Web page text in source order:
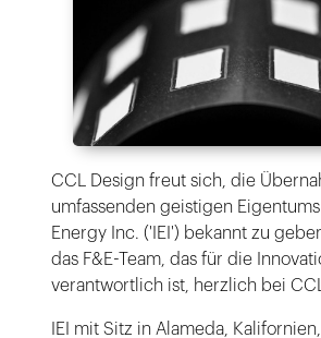
CCL Design freut sich, die
umfassenden geistigen
Energy Inc. ('IEI') bekannt zu
das F&E-Team, das für die
verantwortlich ist, herzlich bei
IEI mit Sitz in Alameda,